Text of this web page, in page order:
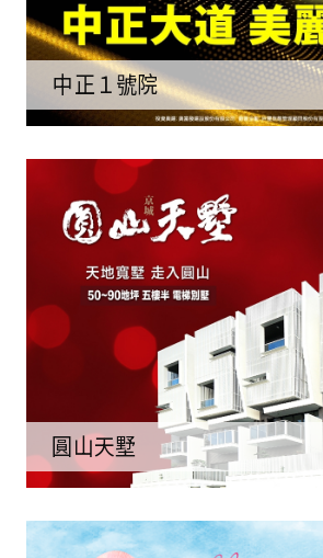
中正１號院
圓山天墅